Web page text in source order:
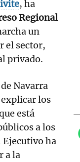
, ha
Regional
un
el sector,
privado.
Navarra
los
está
a los
Ejecutivo ha
a la